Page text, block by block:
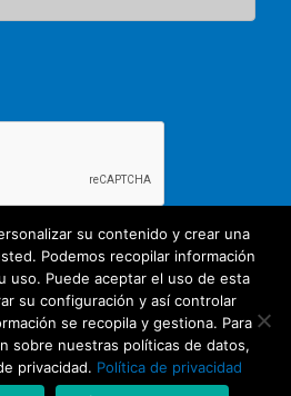
Commons
su contenido y crear una
Podemos recopilar información
uso. Puede aceptar el uso de esta
su configuración y así controlar
se recopila y gestiona. Para
sobre nuestras políticas de datos,
privacidad. Política de privacidad